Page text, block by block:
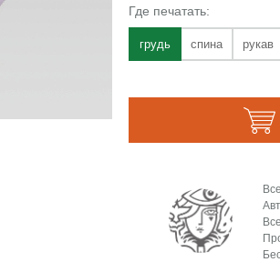
Где печатать:
грудь спина рукав